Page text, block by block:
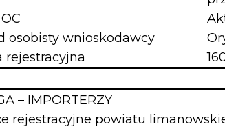
osobisty wnioskodawcy
rejestracyjna
– IMPORTERZY
rejestracyjne powiatu